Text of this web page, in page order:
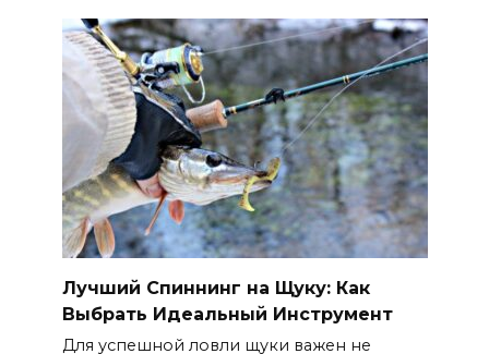
Лучший Спиннинг на Щуку: Как
Выбрать Идеальный Инструмент
Для успешной ловли щуки важен не